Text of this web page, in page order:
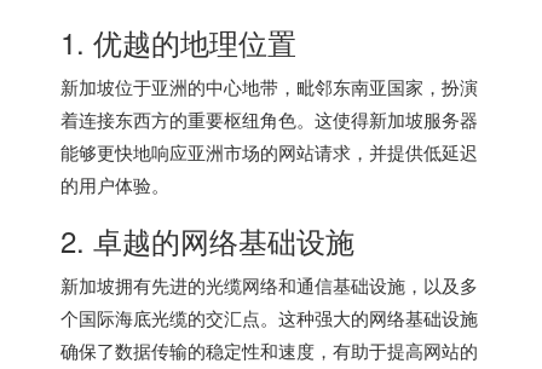
1. 优越的地理位置
新加坡位于亚洲的中心地带，毗邻东南亚国家，扮演
着连接东西方的重要枢纽角色。这使得新加坡服务器
能够更快地响应亚洲市场的网站请求，并提供低延迟
的用户体验。
2. 卓越的网络基础设施
新加坡拥有先进的光缆网络和通信基础设施，以及多
个国际海底光缆的交汇点。这种强大的网络基础设施
确保了数据传输的稳定性和速度，有助于提高网站的